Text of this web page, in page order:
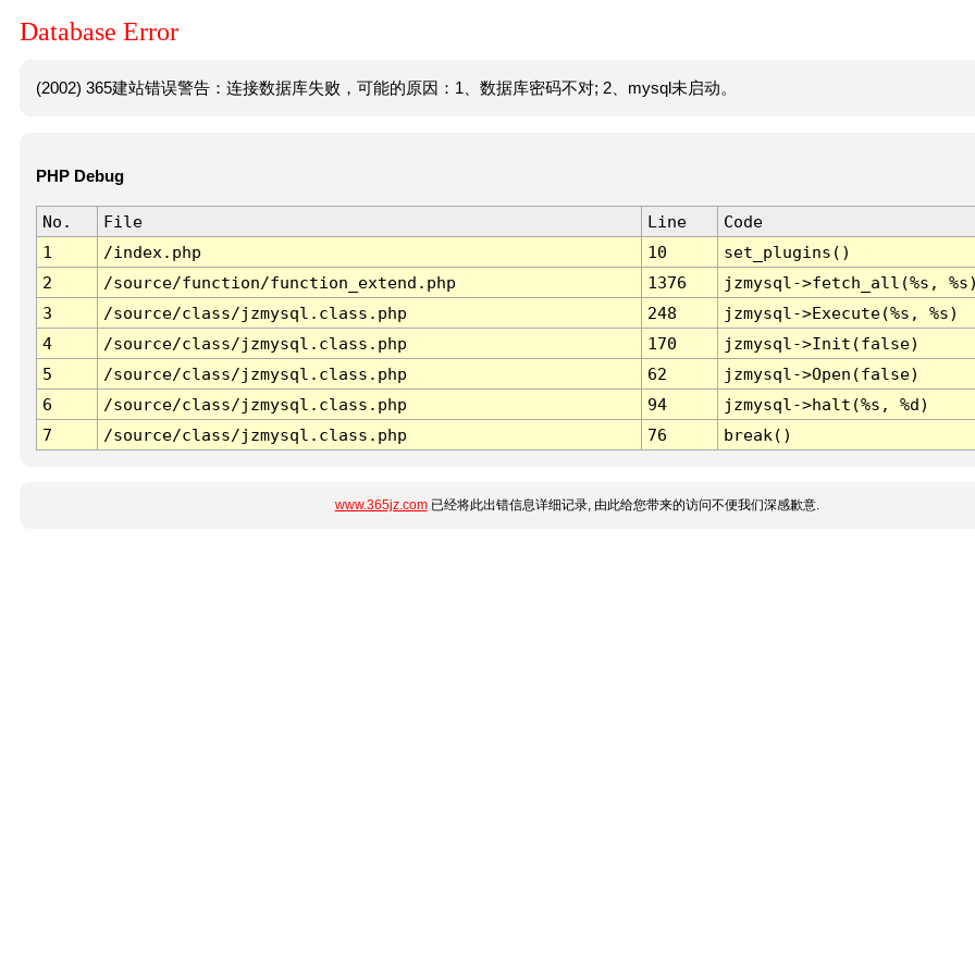
Database Error
(2002) 365建站错误警告：连接数据库失败，可能的原因：1、数据库密码不对; 2、mysql未启动。
PHP Debug
No. File Line
Code
1
/index.php 10
set_plugins()
2
/source/function/function_extend.php 1376
jzmysql->fetch_all(%s,
3
/source/class/jzmysql.class.php 248
jzmysql->Execute(%s, %s)
4
/source/class/jzmysql.class.php 170
jzmysql->Init(false)
5
/source/class/jzmysql.class.php 62
jzmysql->Open(false)
6
/source/class/jzmysql.class.php 94
jzmysql->halt(%s, %d)
7
/source/class/jzmysql.class.php 76 break()
www.365jz.com已经将此出错信息详细记录, 由此给您带来的访问不便我们深感歉意.